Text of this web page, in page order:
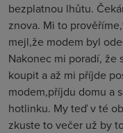
bezplatnou lhůtu.
znova. Mi to
mejl,že modem byl
Nakonec mi poradí, že
koupit a až mi příjde
modem,příjdu domu a
hotlinku. My teď v té
zkuste to večer už by